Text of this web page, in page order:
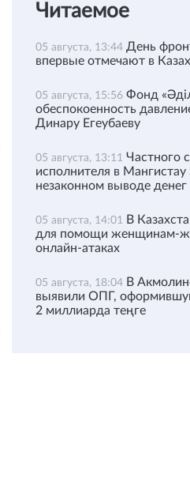
Читаемое
05 августа, 13:44 День
впервые отмечают в
05 августа, 15:56 Фонд
обеспокоенность
Динару Егеубаеву
05 августа, 13:11 Частного
исполнителя в Мангистау
незаконном выводе денег
05 августа, 14:01 В
для помощи женщинам-
онлайн-атаках
05 августа, 18:04 В
выявили ОПГ,
2 миллиарда теңге